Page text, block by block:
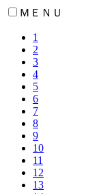
ＭＥＮＵ
1
2
3
4
5
6
7
8
9
10
11
12
13